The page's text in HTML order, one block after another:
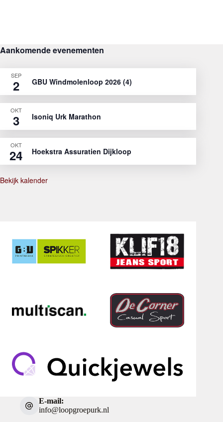
Aankomende evenementen
SEP
2 GBU Windmolenloop 2026 (4)
OKT
3 Isoniq Urk Marathon
OKT
24 Hoekstra Assuratien Dijkloop
Bekijk kalender
E-mail:
info@loopgroepurk.nl